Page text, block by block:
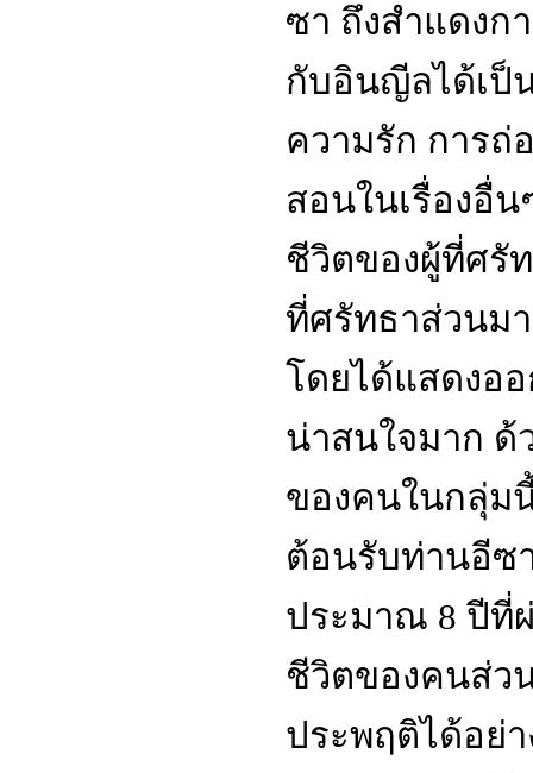
ซา ถึงสำแดงก
กับอินญีลได้เป็
ความรัก การถ่
สอนในเรื่องอื่น
ชีวิตของผู้ที่ศรั
ที่ศรัทธาส่วนม
โดยได้แสดงอ
น่าสนใจมาก ด้
ของคนในกลุ่ม
ต้อนรับท่านอีซ
ประมาณ 8 ปีที่
ชีวิตของคนส่ว
ประพฤติได้อย่